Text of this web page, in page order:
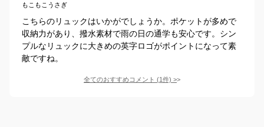
もこもこうさぎ
こちらのリュックはいかがでしょうか。ポケットが多めで
収納力があり、撥水素材で雨の日の通学も安心です。シン
プルなリュックに大きめの英字ロゴがポイントになって素
敵ですね。
全てのおすすめコメント (1件) >